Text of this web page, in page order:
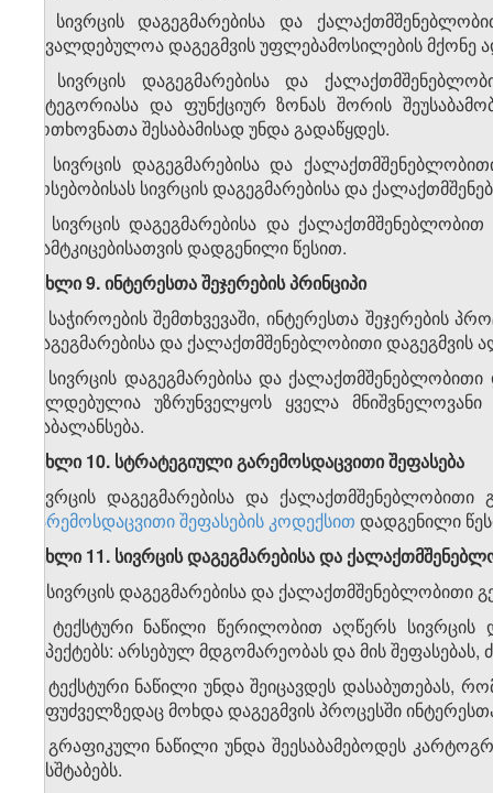
2. სივრცის დაგეგმარებისა და
სავალდებულოა დაგეგმვის უფლებამოსილების მქონე
3. სივრცის დაგეგმარებისა და
კატეგორიასა და ფუნქციურ ზონას შორის
მოთხოვნათა შესაბამისად უნდა გადაწყდეს.
4. სივრცის დაგეგმარებისა და
არსებობისას სივრცის დაგეგმარებისა და
5. სივრცის დაგეგმარებისა და
დამტკიცებისათვის დადგენილი წესით.
მუხლი 9. ინტერესთა შეჯერების პრინციპი
1. საჭიროების შემთხვევაში, ინტერესთა შეჯერების
დაგეგმარებისა და ქალაქთმშენებლობითი დაგეგმვის
2. სივრცის დაგეგმარებისა და
ვალდებულია უზრუნველყოს ყველა
დაბალანსება.
მუხლი 10. სტრატეგიული გარემოსდაცვითი შეფასება
სივრცის დაგეგმარებისა და ქალაქთმშენებლობითი
გარემოსდაცვითი შეფასების კოდექსით დადგენილი
მუხლი 11. სივრცის დაგეგმარებისა და
1. სივრცის დაგეგმარებისა და ქალაქთმშენებლობითი
2. ტექსტური ნაწილი წერილობით აღწერს სივრცის
ასპექტებს: არსებულ მდგომარეობას და მის
3. ტექსტური ნაწილი უნდა შეიცავდეს დასაბუთებას,
საფუძველზედაც მოხდა დაგეგმვის პროცესში
4. გრაფიკული ნაწილი უნდა შეესაბამებოდეს
მასშტაბებს.